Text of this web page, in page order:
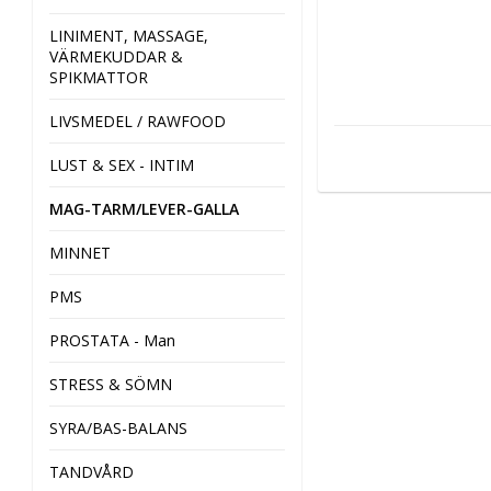
LINIMENT, MASSAGE,
VÄRMEKUDDAR &
SPIKMATTOR
LIVSMEDEL / RAWFOOD
LUST & SEX - INTIM
MAG-TARM/LEVER-GALLA
MINNET
PMS
PROSTATA - Man
STRESS & SÖMN
SYRA/BAS-BALANS
TANDVÅRD